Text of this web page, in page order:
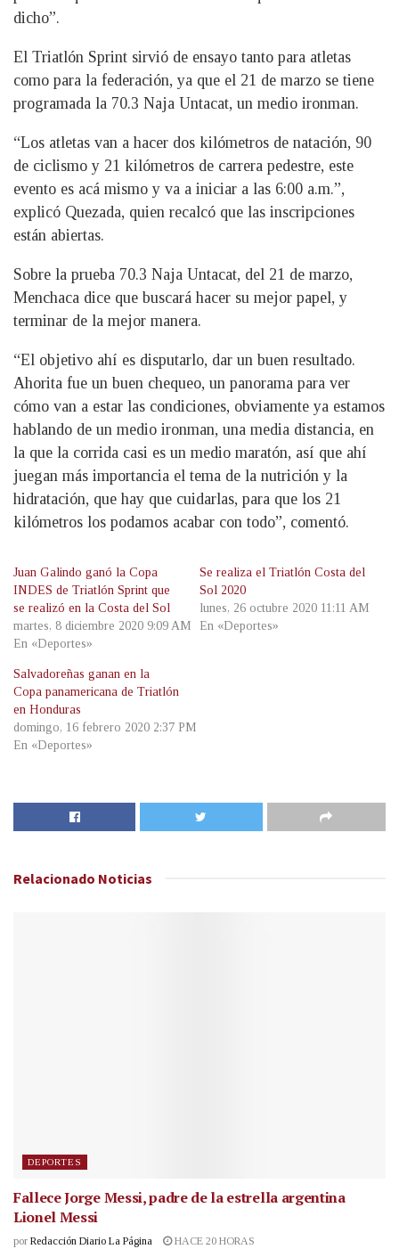
dicho”.
El Triatlón Sprint sirvió de ensayo tanto para atletas
como para la federación, ya que el 21 de marzo se tiene
programada la 70.3 Naja Untacat, un medio ironman.
“Los atletas van a hacer dos kilómetros de natación, 90
de ciclismo y 21 kilómetros de carrera pedestre, este
evento es acá mismo y va a iniciar a las 6:00 a.m.”,
explicó Quezada, quien recalcó que las inscripciones
están abiertas.
Sobre la prueba 70.3 Naja Untacat, del 21 de marzo,
Menchaca dice que buscará hacer su mejor papel, y
terminar de la mejor manera.
“El objetivo ahí es disputarlo, dar un buen resultado.
Ahorita fue un buen chequeo, un panorama para ver
cómo van a estar las condiciones, obviamente ya estamos
hablando de un medio ironman, una media distancia, en
la que la corrida casi es un medio maratón, así que ahí
juegan más importancia el tema de la nutrición y la
hidratación, que hay que cuidarlas, para que los 21
kilómetros los podamos acabar con todo”, comentó.
Juan Galindo ganó la Copa
INDES de Triatlón Sprint que
se realizó en la Costa del Sol
martes, 8 diciembre 2020 9:09 AM
En «Deportes»
Se realiza el Triatlón Costa del
Sol 2020
lunes, 26 octubre 2020 11:11 AM
En «Deportes»
Salvadoreñas ganan en la
Copa panamericana de Triatlón
en Honduras
domingo, 16 febrero 2020 2:37 PM
En «Deportes»
Relacionado Noticias
DEPORTES
Fallece Jorge Messi, padre de la estrella argentina
Lionel Messi
por Redacción Diario La Página HACE 20 HORAS